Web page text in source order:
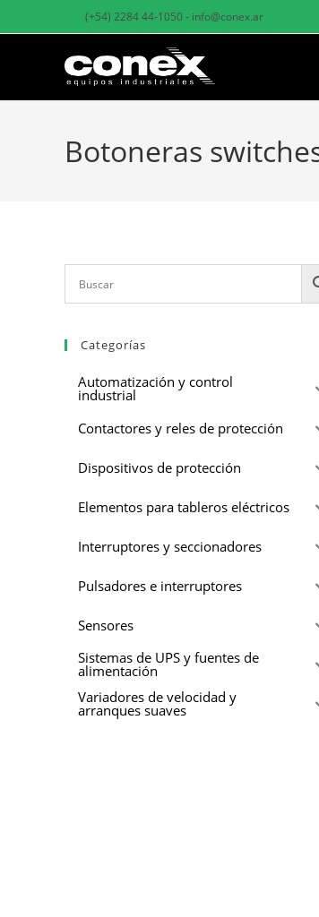
(+54) 2284 44-1050 - info@conex.ar
Botoneras
Categorías
Automatización y control
industrial
Contactores y reles de protección
Dispositivos de protección
Elementos para tableros eléctricos
Interruptores y seccionadores
Pulsadores e interruptores
Sensores
Sistemas de UPS y fuentes de
alimentación
Variadores de velocidad y
arranques suaves